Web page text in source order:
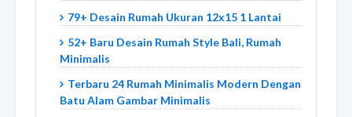
79+ Desain Rumah Ukuran 12x15 1 Lantai
52+ Baru Desain Rumah Style Bali, Rumah
Minimalis
Terbaru 24 Rumah Minimalis Modern Dengan
Batu Alam Gambar Minimalis